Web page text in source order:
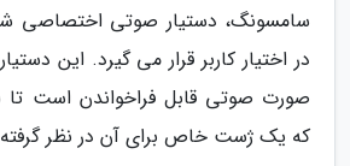
سامسونگ، دستیار صوتی اختصاصی
در اختیار کاربر قرار می گیرد. این
صورت صوتی قابل فراخواندن است تا
که یک ژست خاص برای آن در نظر